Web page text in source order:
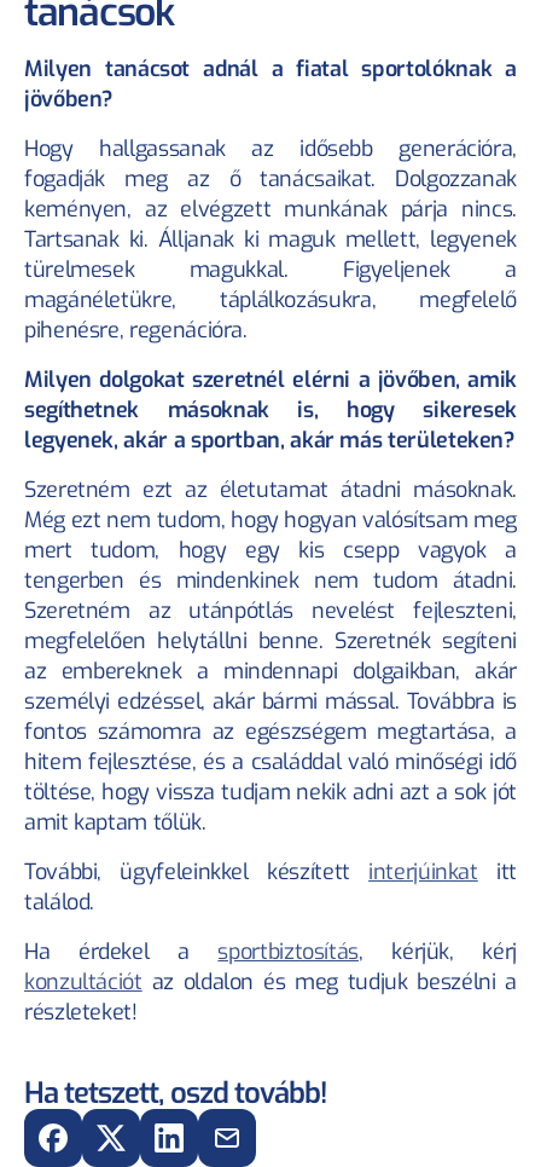
tanácsok
Milyen tanácsot adnál a fiatal sportolóknak a
jövőben?
Hogy hallgassanak az idősebb generációra,
fogadják meg az ő tanácsaikat. Dolgozzanak
keményen, az elvégzett munkának párja nincs.
Tartsanak ki. Álljanak ki maguk mellett, legyenek
türelmesek magukkal. Figyeljenek a
magánéletükre, táplálkozásukra, megfelelő
pihenésre, regenációra.
Milyen dolgokat szeretnél elérni a jövőben, amik
segíthetnek másoknak is, hogy sikeresek
legyenek, akár a sportban, akár más területeken?
Szeretném ezt az életutamat átadni másoknak.
Még ezt nem tudom, hogy hogyan valósítsam meg
mert tudom, hogy egy kis csepp vagyok a
tengerben és mindenkinek nem tudom átadni.
Szeretném az utánpótlás nevelést fejleszteni,
megfelelően helytállni benne. Szeretnék segíteni
az embereknek a mindennapi dolgaikban, akár
személyi edzéssel, akár bármi mással. Továbbra is
fontos számomra az egészségem megtartása, a
hitem fejlesztése, és a családdal való minőségi idő
töltése, hogy vissza tudjam nekik adni azt a sok jót
amit kaptam tőlük.
További, ügyfeleinkkel készített interjúinkat itt
találod.
Ha érdekel a sportbiztosítás
konzultációt az oldalon és meg tudjuk beszélni a
részleteket!
Ha tetszett, oszd tovább!